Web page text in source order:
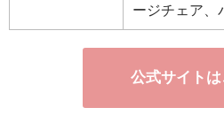
ージチェア、
公式サイトは